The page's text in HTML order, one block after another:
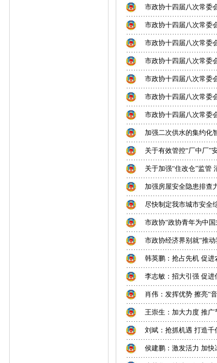
市政协十四届八次常委
市政协十四届八次常委
市政协十四届八次常委
市政协十四届八次常委
市政协十四届八次常委
市政协十四届八次常委
市政协十四届八次常委
加强二次供水的集约化
关于有效管控“厂中厂”
关于加强“住改仓”监管
加强房屋安全隐患排查
尽快制定我市城市安全
市政协“政协青年为中
市政协经济界别就“推
韩英鹏：抢占先机 促
李志敏：招大引强 促
肖伟：发挥优势 擦亮“
王崇生：加大力度 推
刘斌：抢抓机遇 打造千
侯建鹏：激发活力 加